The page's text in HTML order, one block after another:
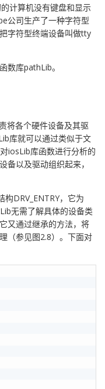
计算机没有键盘和显示
公司生产了一种字符型
字符型终端设备叫做tty
数库pathLib。
将各个硬件设备及其驱
库就可以通过类似于文
iosLib库函数进行分析的
备以及驱动组织起来，
DRV_ENTRY，它为
无需了解具体的设备类
又通过继承的方法，将
（参见图2.8）。下面对